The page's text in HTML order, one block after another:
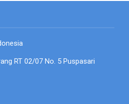
RT 02/07 No. 5 Puspasari